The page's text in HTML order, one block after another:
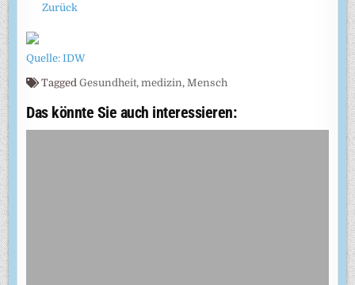
Zurück
Quelle: IDW
TaggedGesundheit,medizin,Mensch
Das könnte Sie auch interessieren: